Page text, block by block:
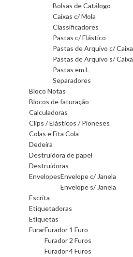
Bolsas de Catálogo
Caixas c/ Mola
Classificadores
Pastas c/ Elástico
Pastas de Arquivo c/ Caixa
Pastas de Arquivo s/ Caixa
Pastas em L
Separadores
Bloco Notas
Blocos de faturação
Calculadoras
Clips / Elásticos / Pioneses
Colas e Fita Cola
Dedeira
Destruidora de papel
Destruidoras
EnvelopesEnvelope c/ Janela
Envelope s/ Janela
Escrita
Etiquetadoras
Etiquetas
FurarFurador 1 Furo
Furador 2 Furos
Furador 4 Furos